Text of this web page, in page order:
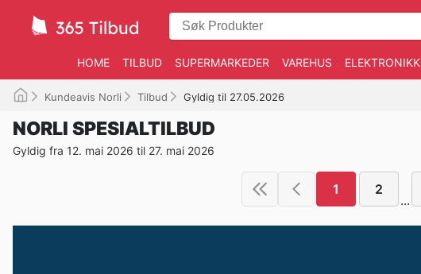
HOME TILBUD SUPERMARKEDER VAREHUS ELEKTRONIKK
Kundeavis Norli Tilbud Gyldig til 27.05.2026
NORLI SPESIALTILBUD
Gyldig fra 12. mai 2026 til 27. mai 2026
1 2
...